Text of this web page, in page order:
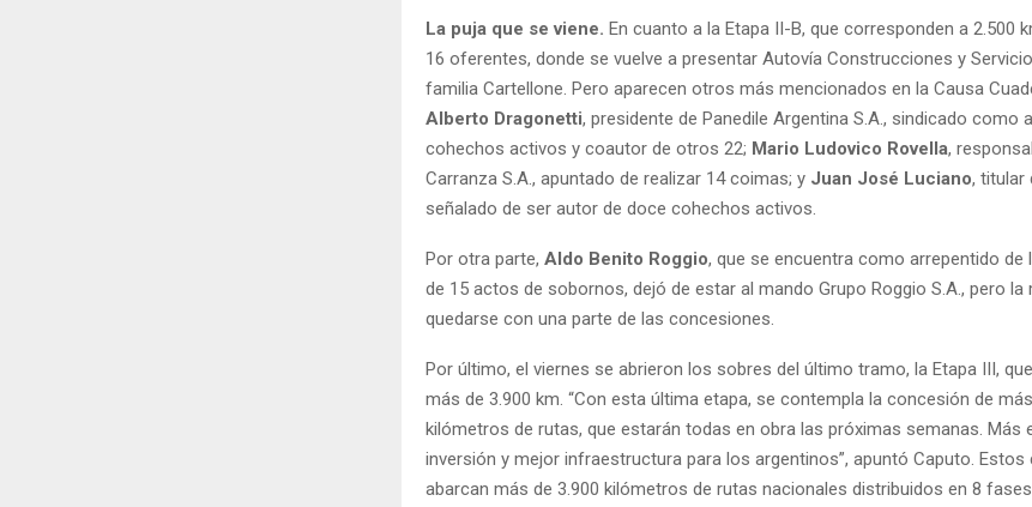
La puja que se viene. En cuanto a la Etapa II-B, que corresponden a 2.500
16 oferentes, donde se vuelve a presentar Autovía Construcciones y
familia Cartellone. Pero aparecen otros más mencionados en la Causa
Alberto Dragonetti, presidente de Panedile Argentina S.A., sindicado como
cohechos activos y coautor de otros 22; Mario Ludovico Rovella,
Carranza S.A., apuntado de realizar 14 coimas; y Juan José Luciano, titular
señalado de ser autor de doce cohechos activos.
Por otra parte, Aldo Benito Roggio, que se encuentra como arrepentido de
de 15 actos de sobornos, dejó de estar al mando Grupo Roggio S.A., pero
quedarse con una parte de las concesiones.
Por último, el viernes se abrieron los sobres del último tramo, la Etapa III,
más de 3.900 km. “Con esta última etapa, se contempla la concesión de
kilómetros de rutas, que estarán todas en obra las próximas semanas. Más
inversión y mejor infraestructura para los argentinos”, apuntó Caputo. Estos
abarcan más de 3.900 kilómetros de rutas nacionales distribuidos en 8